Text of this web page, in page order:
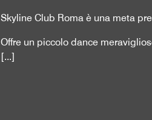
Skyline Club Roma è una meta
Offre un piccolo dance
[...]